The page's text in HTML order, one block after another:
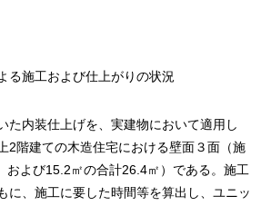
施工および仕上がりの状況
内装仕上げを、実建物において適用し
2階建ての木造住宅における壁面３面（施
および15.2㎡の合計26.4㎡）である。施工
に、施工に要した時間等を算出し、ユニッ